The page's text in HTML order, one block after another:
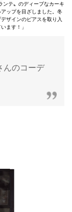
ンテ〟のディープなカーキ
ップを目ざしました。冬
ザインのピアスを取り入
ます！」
んのコーデ